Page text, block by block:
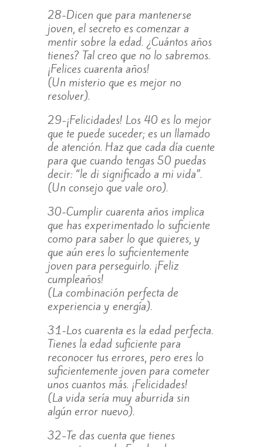
28-Dicen que para mantenerse
joven, el secreto es comenzar a
mentir sobre la edad. ¿Cuántos años
tienes? Tal creo que no lo sabremos.
¡Felices cuarenta años!
(Un misterio que es mejor no
resolver).
29-¡Felicidades! Los 40 es lo mejor
que te puede suceder; es un llamado
de atención. Haz que cada día cuente
para que cuando tengas 50 puedas
decir: “le di significado a mi vida”.
(Un consejo que vale oro).
30-Cumplir cuarenta años implica
que has experimentado lo suficiente
como para saber lo que quieres, y
que aún eres lo suficientemente
joven para perseguirlo. ¡Feliz
cumpleaños!
(La combinación perfecta de
experiencia y energía).
31-Los cuarenta es la edad perfecta.
Tienes la edad suficiente para
reconocer tus errores, pero eres lo
suficientemente joven para cometer
unos cuantos más. ¡Felicidades!
(La vida sería muy aburrida sin
algún error nuevo).
32-Te das cuenta que tienes